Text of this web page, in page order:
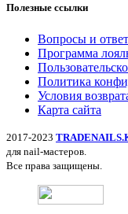
Полезные ссылки
Вопросы и
Программа
Политика
Условия
Карта сайта
2017-2023
для nail-мастеров.
Все права защищены.